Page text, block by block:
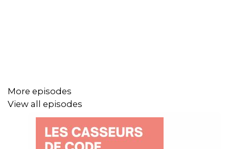
More episodes
View all episodes